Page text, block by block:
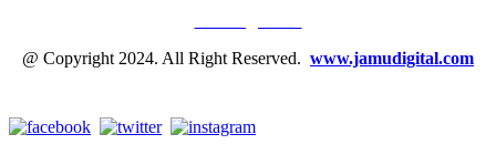
@ Copyright 2024. All Right Reserved. www.jamudigital.com